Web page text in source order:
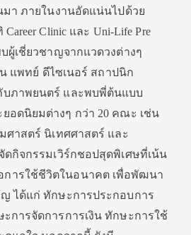
า ภายในงานอัดแน่นไปด้วย
Clinic และ Uni-Life Pre
ผู้เชี่ยวชาญจากแวดวงต่างๆ
แพทย์ ดีไซเนอร์ สถาปนิก
บภาพยนตร์ และพบพี่ต้นแบบ
อดนิยมต่างๆ กว่า 20 คณะ เช่น
ศาสตร์ นิเทศศาสตร์ และ
ดกิจกรรมเวิร์กชอปสุดพิเศษที่เน้น
ารใช้ชีวิตในอนาคต เพื่อพัฒนา
ได้แก่ ทักษะการประกอบการ
การจัดการการเงิน ทักษะการใช้